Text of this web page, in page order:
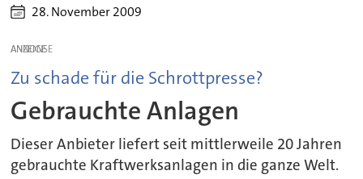
28. November 2009
ANZEIGE
Zu schade für die Schrottpresse?
Gebrauchte Anlagen
Dieser Anbieter liefert seit mittlerweile 20 Jahren
gebrauchte Kraftwerksanlagen in die ganze Welt.